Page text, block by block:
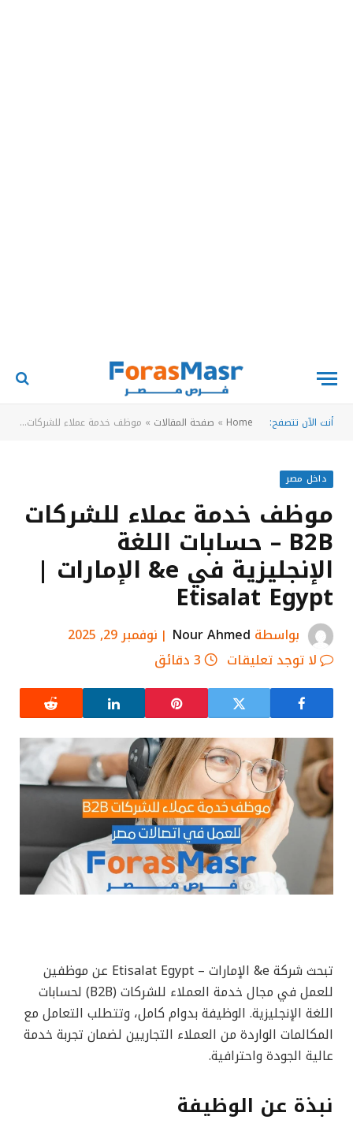
أنت الآن تتصفح: Home
» صفحة المقالات » موظف خدمة عملاء للشركات B2B – حسابات اللغة الإنجليزية في e& الإمارات | Etisalat Egypt
داخل مصر
موظف خدمة عملاء للشركات
B2B – حسابات اللغة
الإنجليزية في e& الإمارات |
Etisalat Egypt
بواسطة Nour Ahmed
نوفمبر 29, 2025
لا توجد تعليقات
3 دقائق
تبحث شركة e& الإمارات – Etisalat Egypt عن موظفين
للعمل في مجال خدمة العملاء للشركات (B2B) لحسابات
اللغة الإنجليزية. الوظيفة بدوام كامل، وتتطلب التعامل مع
المكالمات الواردة من العملاء التجاريين لضمان تجربة خدمة
عالية الجودة واحترافية.
نبذة عن الوظيفة